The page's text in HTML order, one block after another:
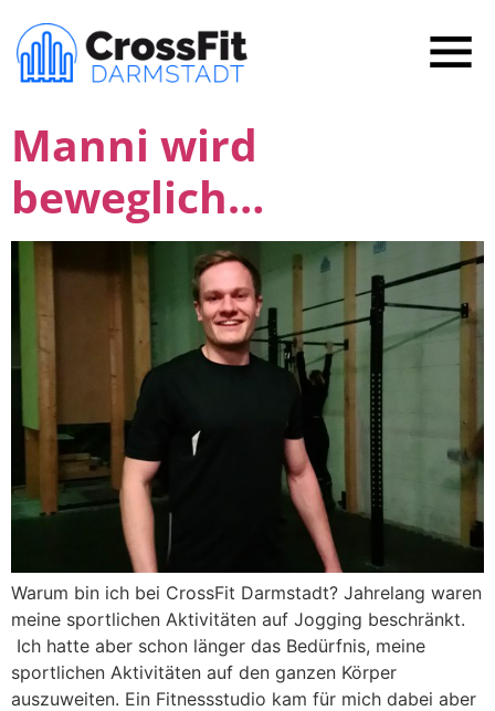
Manni wird
beweglich…
Warum bin ich bei CrossFit Darmstadt? Jahrelang waren
meine sportlichen Aktivitäten auf Jogging beschränkt.
Ich hatte aber schon länger das Bedürfnis, meine
sportlichen Aktivitäten auf den ganzen Körper
auszuweiten. Ein Fitnessstudio kam für mich dabei aber